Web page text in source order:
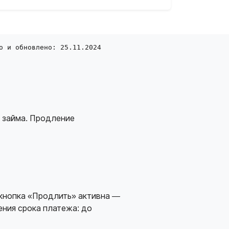
и обновлено: 25.11.2024
займа. Продление
«Продлить» активна —
срока платежа: до